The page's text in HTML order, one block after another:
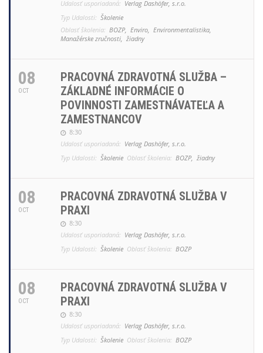
Udalosť usporiadaná: Verlag Dashöfer, s.r.o.
Typ Udalosti: Školenie
Oblasť školenia: BOZP, Enviro, Environmentalistika,
Manažérske zručnosti, žiadny
08
OCT
PRACOVNÁ ZDRAVOTNÁ SLUŽBA –
ZÁKLADNÉ INFORMÁCIE O
POVINNOSTI ZAMESTNÁVATEĽA A
ZAMESTNANCOV
8:30
Udalosť usporiadaná: Verlag Dashöfer, s.r.o.
Typ Udalosti: Školenie Oblasť školenia: BOZP, žiadny
08
OCT
PRACOVNÁ ZDRAVOTNÁ SLUŽBA V
PRAXI
8:30
Udalosť usporiadaná: Verlag Dashöfer, s.r.o.
Typ Udalosti: Školenie Oblasť školenia: BOZP
08
OCT
PRACOVNÁ ZDRAVOTNÁ SLUŽBA V
PRAXI
8:30
Udalosť usporiadaná: Verlag Dashöfer, s.r.o.
Typ Udalosti: Školenie Oblasť školenia: BOZP